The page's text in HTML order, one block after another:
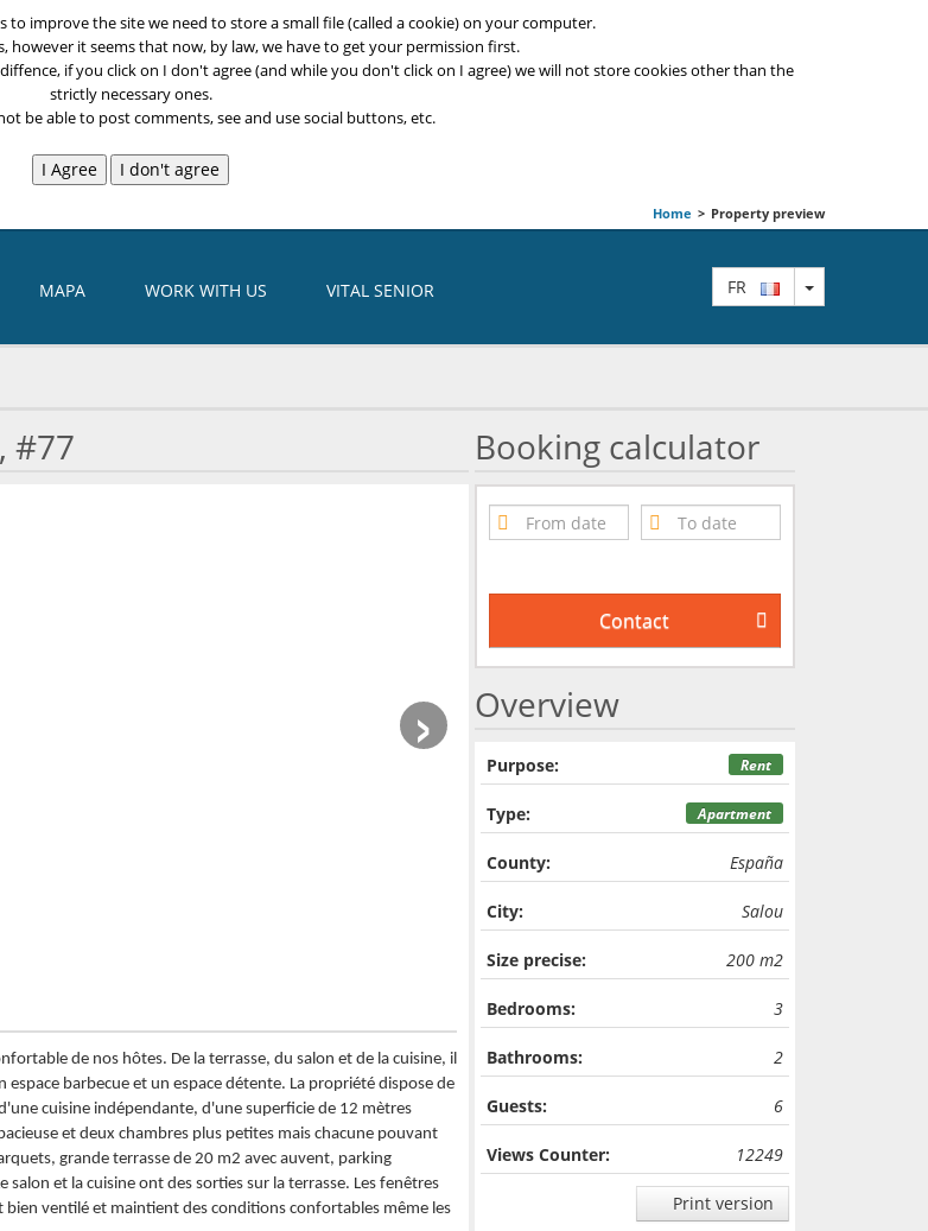
improve the site we need to store a small file (called a cookie) on your computer.
however it seems that now, by law, we have to get your permission first.
if you click on I don't agree (and while you don't click on I agree) we will not store cookies other than the
strictly necessary ones.
be able to post comments, see and use social buttons, etc.
Home > Property preview
FR TOGGLE
MAPA WORK WITH US VITAL SENIOR
#77
›
de nos hôtes. De la terrasse, du salon et de la cuisine, il
barbecue et un espace détente. La propriété dispose de
cuisine indépendante, d'une superficie de 12 mètres
et deux chambres plus petites mais chacune pouvant
grande terrasse de 20 m2 avec auvent, parking
et la cuisine ont des sorties sur la terrasse. Les fenêtres
ventilé et maintient des conditions confortables même les
Booking calculator
Contact
Overview
Purpose: Rent
Type: Apartment
County: España
City: Salou
Size precise: 200 m2
Bedrooms: 3
Bathrooms: 2
Guests: 6
Views Counter: 12249
Print version